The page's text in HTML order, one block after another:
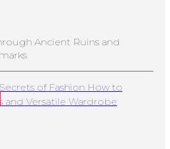
Ancient Ruins and